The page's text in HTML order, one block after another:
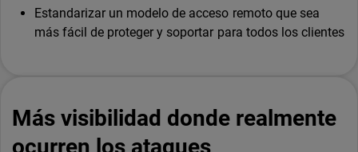
Estandarizar un modelo de acceso remoto que sea
más fácil de proteger y soportar para todos los clientes
Más visibilidad donde realmente